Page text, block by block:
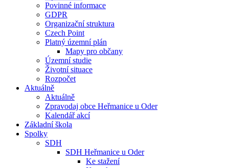
Povinné informace
GDPR
Organizační struktura
Czech Point
Platný územní plán
Mapy pro občany
Územní studie
Životní situace
Rozpočet
Aktuálně
Aktuálně
Zpravodaj obce Heřmanice u Oder
Kalendář akcí
Základní škola
Spolky
SDH
SDH Heřmanice u Oder
Ke stažení